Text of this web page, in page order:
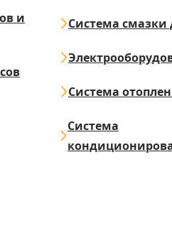
и
Система смазки
Система
Система